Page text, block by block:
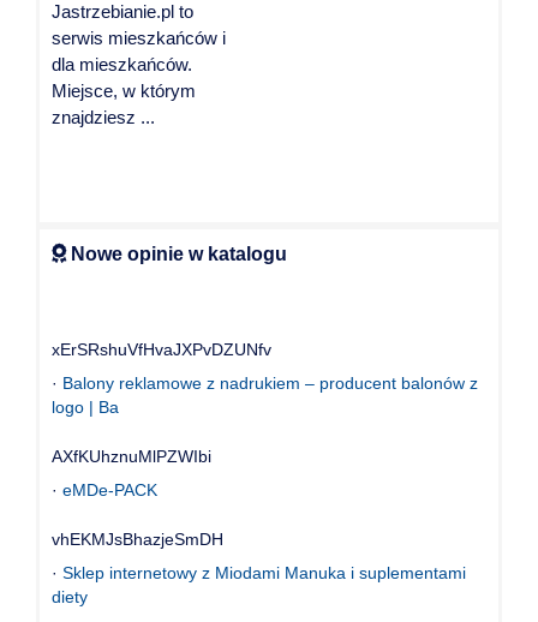
Jastrzebianie.pl to
serwis mieszkańców i
dla mieszkańców.
Miejsce, w którym
znajdziesz ...
Nowe opinie w katalogu
xErSRshuVfHvaJXPvDZUNfv
· Balony reklamowe z nadrukiem – producent balonów z
logo | Ba
AXfKUhznuMlPZWIbi
· eMDe-PACK
vhEKMJsBhazjeSmDH
· Sklep internetowy z Miodami Manuka i suplementami
diety